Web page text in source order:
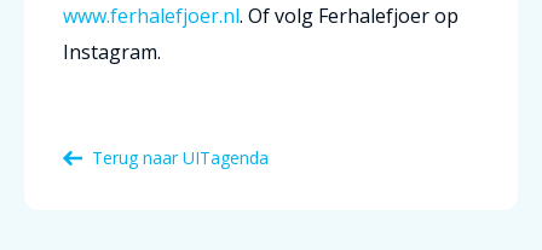
www.ferhalefjoer.nl. Of volg Ferhalefjoer op
Instagram.
Terug naarUITagenda